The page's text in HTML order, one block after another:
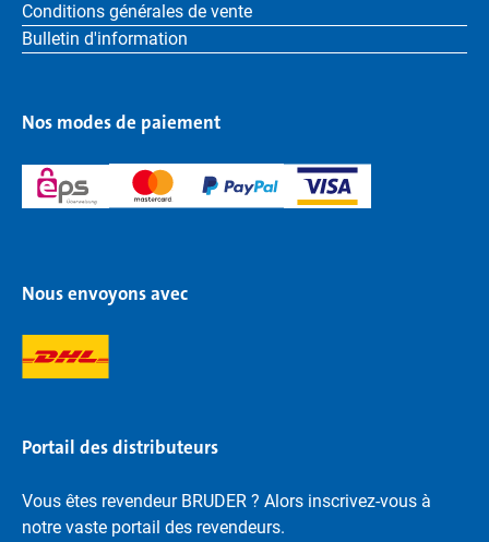
Conditions générales de vente
Bulletin d'information
Nos modes de paiement
Nous envoyons avec
Portail des distributeurs
Vous êtes revendeur BRUDER ? Alors inscrivez-vous à
notre vaste portail des revendeurs.